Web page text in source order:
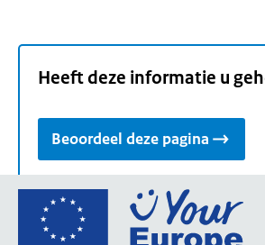
Heeft deze informatie u
Beoordeel deze pagina
Ga